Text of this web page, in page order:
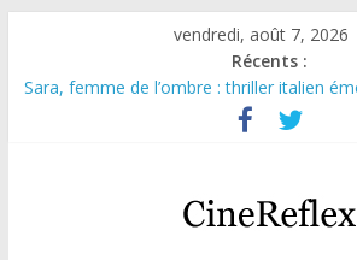
vendredi, août 7, 2026
Récents :
Sara, femme de l’ombre : thriller italien
Journal d’une fille larguée : nouvelle série
Aema : mini-série sur le tournage d’un film
Glass Heart : excellente série musicale
Olympo, saison 1 : nouvelle série qui